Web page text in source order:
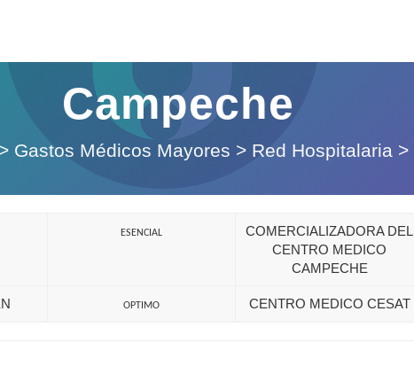
Campeche
> Gastos Médicos Mayores > Red Hospitalaria >
ESENCIAL
COMERCIALIZADORA DEL
CENTRO MEDICO
CAMPECHE
OPTIMO CENTRO MEDICO CESAT